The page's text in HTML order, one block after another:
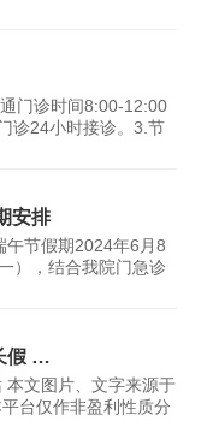
门诊时间8:00-12:00
诊24小时接诊。3.节
安排
午节假期2024年6月8
），结合我院门急诊
假 …
本文图片、文字来源于
台仅作非盈利性质分